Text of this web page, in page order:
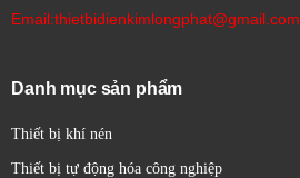
Email:thietbidienkimlongphat@gmail.com
Danh mục sản phẩm
Thiết bị khí nén
Thiết bị tự động hóa công nghiệp